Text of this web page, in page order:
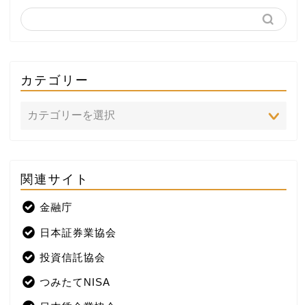
カテゴリー
関連サイト
金融庁
日本証券業協会
投資信託協会
つみたてNISA